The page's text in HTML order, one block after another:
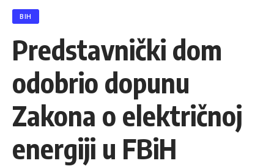
BIH
Predstavnički dom
odobrio dopunu
Zakona o električnoj
energiji u FBiH